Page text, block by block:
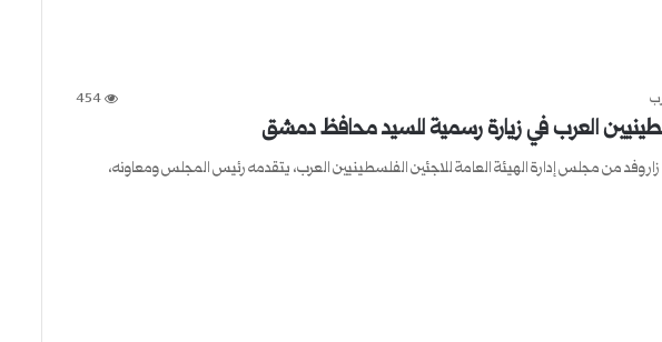
454
العرب في زيارة رسمية للسيد محافظ دمشق
دمشق، ٢٨ كانون الأول/ديسمبر ٢٠٢٥ زار وفد من مجلس إدارة الهيئة العامة للاجئين الفلسطينيين العرب، يتقدمه رئيس المجلس ومعاونه،